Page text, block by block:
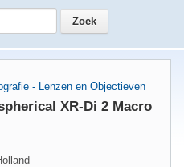
- Lenzen en Objectieven
XR-Di 2 Macro